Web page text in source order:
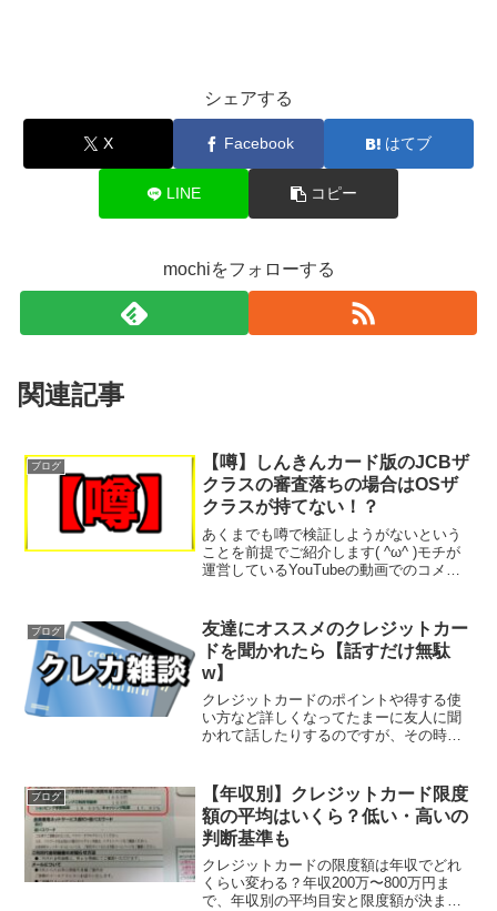
シェアする
X Facebook はてブ
LINE コピー
mochiをフォローする
関連記事
ブログ
【噂】しんきんカード版のJCBザ
クラスの審査落ちの場合はOSザ
クラスが持てない！？
あくまでも噂で検証しようがないという
ことを前提でご紹介します( ^ω^ )モチが
運営しているYouTubeの動画でのコメン
も各金融機関とJCBが提携して発行して
いるザ・...
ブログ
友達にオススメのクレジットカー
ドを聞かれたら【話すだけ無駄
w】
クレジットカードのポイントや得する使
い方など詳しくなってたまーに友人に聞
かれて話したりするのですが、その時に
よく聞かれます。ここで毎回思うのです
がその使う人によってク...
ブログ
【年収別】クレジットカード限度
額の平均はいくら？低い・高いの
判断基準も
クレジットカードの限度額は年収でどれ
くらい変わる？年収200万〜800万円ま
で、年収別の平均目安と限度額が決まる